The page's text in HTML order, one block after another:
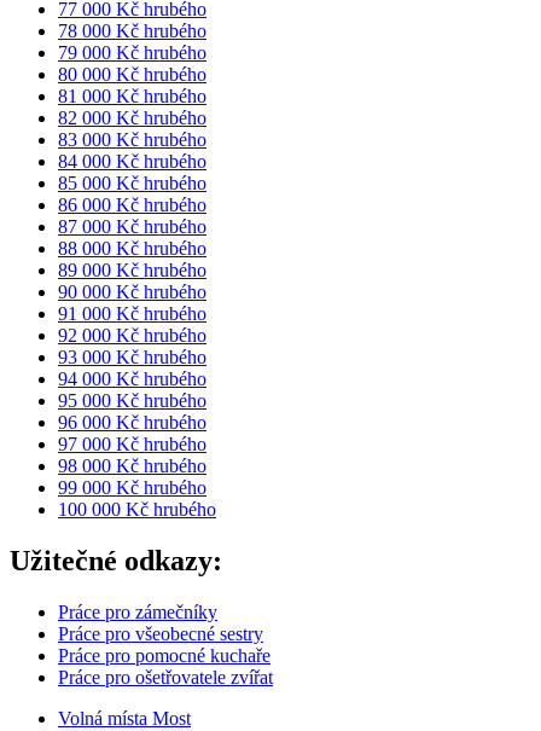
77 000 Kč hrubého
78 000 Kč hrubého
79 000 Kč hrubého
80 000 Kč hrubého
81 000 Kč hrubého
82 000 Kč hrubého
83 000 Kč hrubého
84 000 Kč hrubého
85 000 Kč hrubého
86 000 Kč hrubého
87 000 Kč hrubého
88 000 Kč hrubého
89 000 Kč hrubého
90 000 Kč hrubého
91 000 Kč hrubého
92 000 Kč hrubého
93 000 Kč hrubého
94 000 Kč hrubého
95 000 Kč hrubého
96 000 Kč hrubého
97 000 Kč hrubého
98 000 Kč hrubého
99 000 Kč hrubého
100 000 Kč hrubého
Užitečné odkazy:
Práce pro zámečníky
Práce pro všeobecné sestry
Práce pro pomocné kuchaře
Práce pro ošetřovatele zvířat
Volná místa Most